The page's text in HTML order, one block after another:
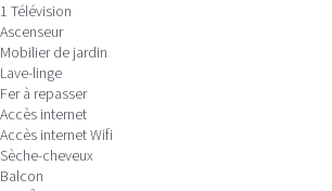
1 Télévision
Ascenseur
Mobilier de jardin
Lave-linge
Fer à repasser
Accès internet
Accès internetWifi
Sèche-cheveux
Balcon